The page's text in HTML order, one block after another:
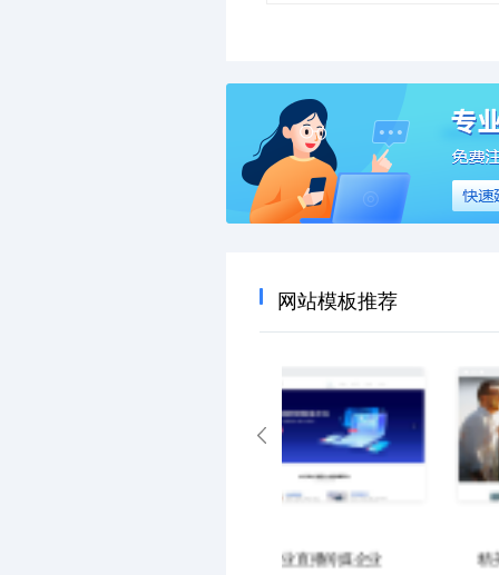
网站模板推荐
大气文化传媒企业